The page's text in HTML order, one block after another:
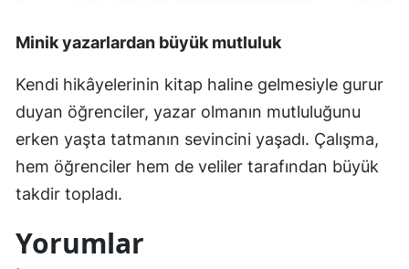
Minik yazarlardan büyük mutluluk
Kendi hikâyelerinin kitap haline gelmesiyle gurur
duyan öğrenciler, yazar olmanın mutluluğunu
erken yaşta tatmanın sevincini yaşadı. Çalışma,
hem öğrenciler hem de veliler tarafından büyük
takdir topladı.
Yorumlar